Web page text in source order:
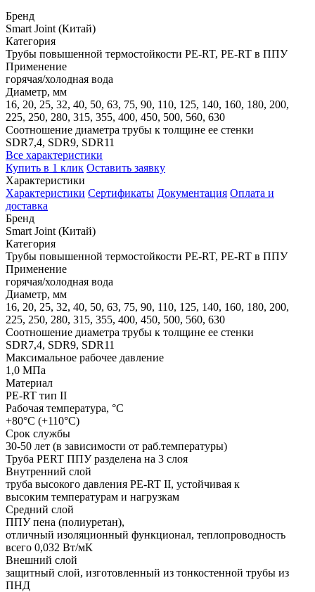
Бренд
Smart Joint (Китай)
Категория
Трубы повышенной термостойкости PE-RT, PE-RT в ППУ
Применение
горячая/холодная вода
Диаметр, мм
16, 20, 25, 32, 40, 50, 63, 75, 90, 110, 125, 140, 160, 180, 200,
225, 250, 280, 315, 355, 400, 450, 500, 560, 630
Соотношение диаметра трубы к толщине ее стенки
SDR7,4, SDR9, SDR11
Все характеристики
Купить в 1 клик Оставить заявку
Характеристики
Характеристики Сертификаты Документация Оплата и
доставка
Бренд
Smart Joint (Китай)
Категория
Трубы повышенной термостойкости PE-RT, PE-RT в ППУ
Применение
горячая/холодная вода
Диаметр, мм
16, 20, 25, 32, 40, 50, 63, 75, 90, 110, 125, 140, 160, 180, 200,
225, 250, 280, 315, 355, 400, 450, 500, 560, 630
Соотношение диаметра трубы к толщине ее стенки
SDR7,4, SDR9, SDR11
Максимальное рабочее давление
1,0 МПа
Материал
PE-RT тип II
Рабочая температура, °С
+80°С (+110°С)
Срок службы
30-50 лет (в зависимости от раб.температуры)
Труба PERT ППУ разделена на 3 слоя
Внутренний слой
труба высокого давления PE-RT II, устойчивая к
высоким температурам и нагрузкам
Средний слой
ППУ пена (полиуретан),
отличный изоляционный функционал, теплопроводность
всего 0,032 Вт/мК
Внешний слой
защитный слой, изготовленный из тонкостенной трубы из
ПНД